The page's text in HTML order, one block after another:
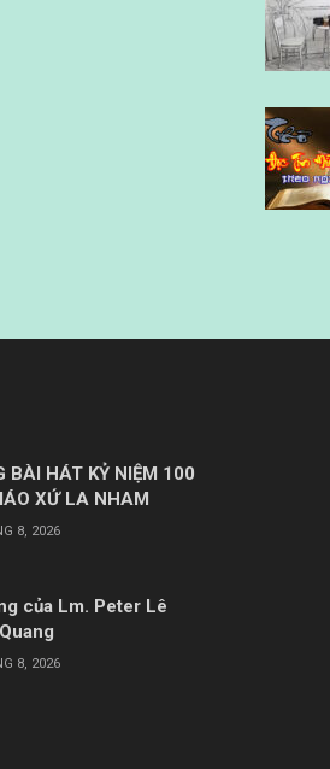
BÀI HÁT KỶ NIỆM 100
XỨ LA NHAM
8, 2026
của Lm. Peter Lê
8, 2026